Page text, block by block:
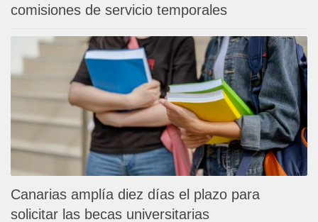
comisiones de servicio temporales
Canarias amplía diez días el plazo para
solicitar las becas universitarias